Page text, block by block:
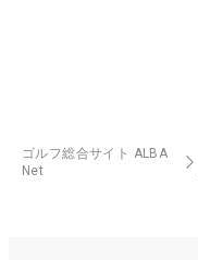
ゴルフ総合サイト ALBA
Net